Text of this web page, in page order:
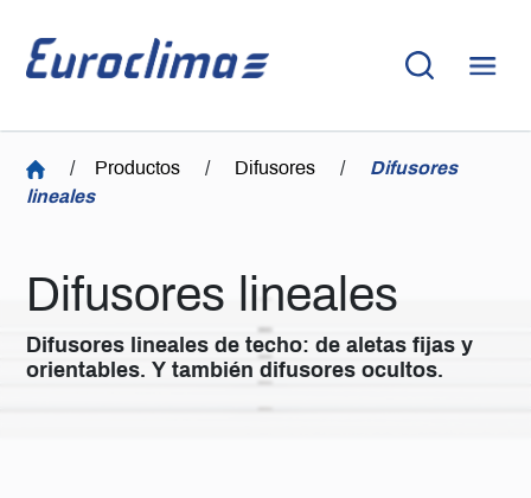
/ Productos / Difusores /
Difusores
lineales
Difusores lineales
Difusores lineales de techo: de aletas fijas y
orientables. Y también difusores ocultos.